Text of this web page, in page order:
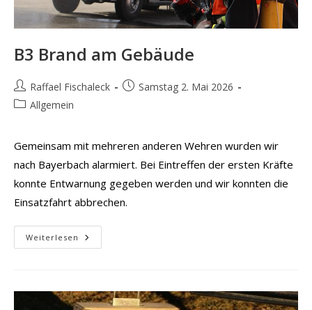
B3 Brand am Gebäude
Beitrags-
Autor:
Raffael Fischaleck
BeitragSamstag 2. Mai 2026
Beitrags-
Allgemein
Gemeinsam mit mehreren anderen Wehren wurden wir
nach Bayerbach alarmiert. Bei Eintreffen der ersten Kräfte
konnte Entwarnung gegeben werden und wir konnten die
Einsatzfahrt abbrechen.
Weiterlesen B3
Brand